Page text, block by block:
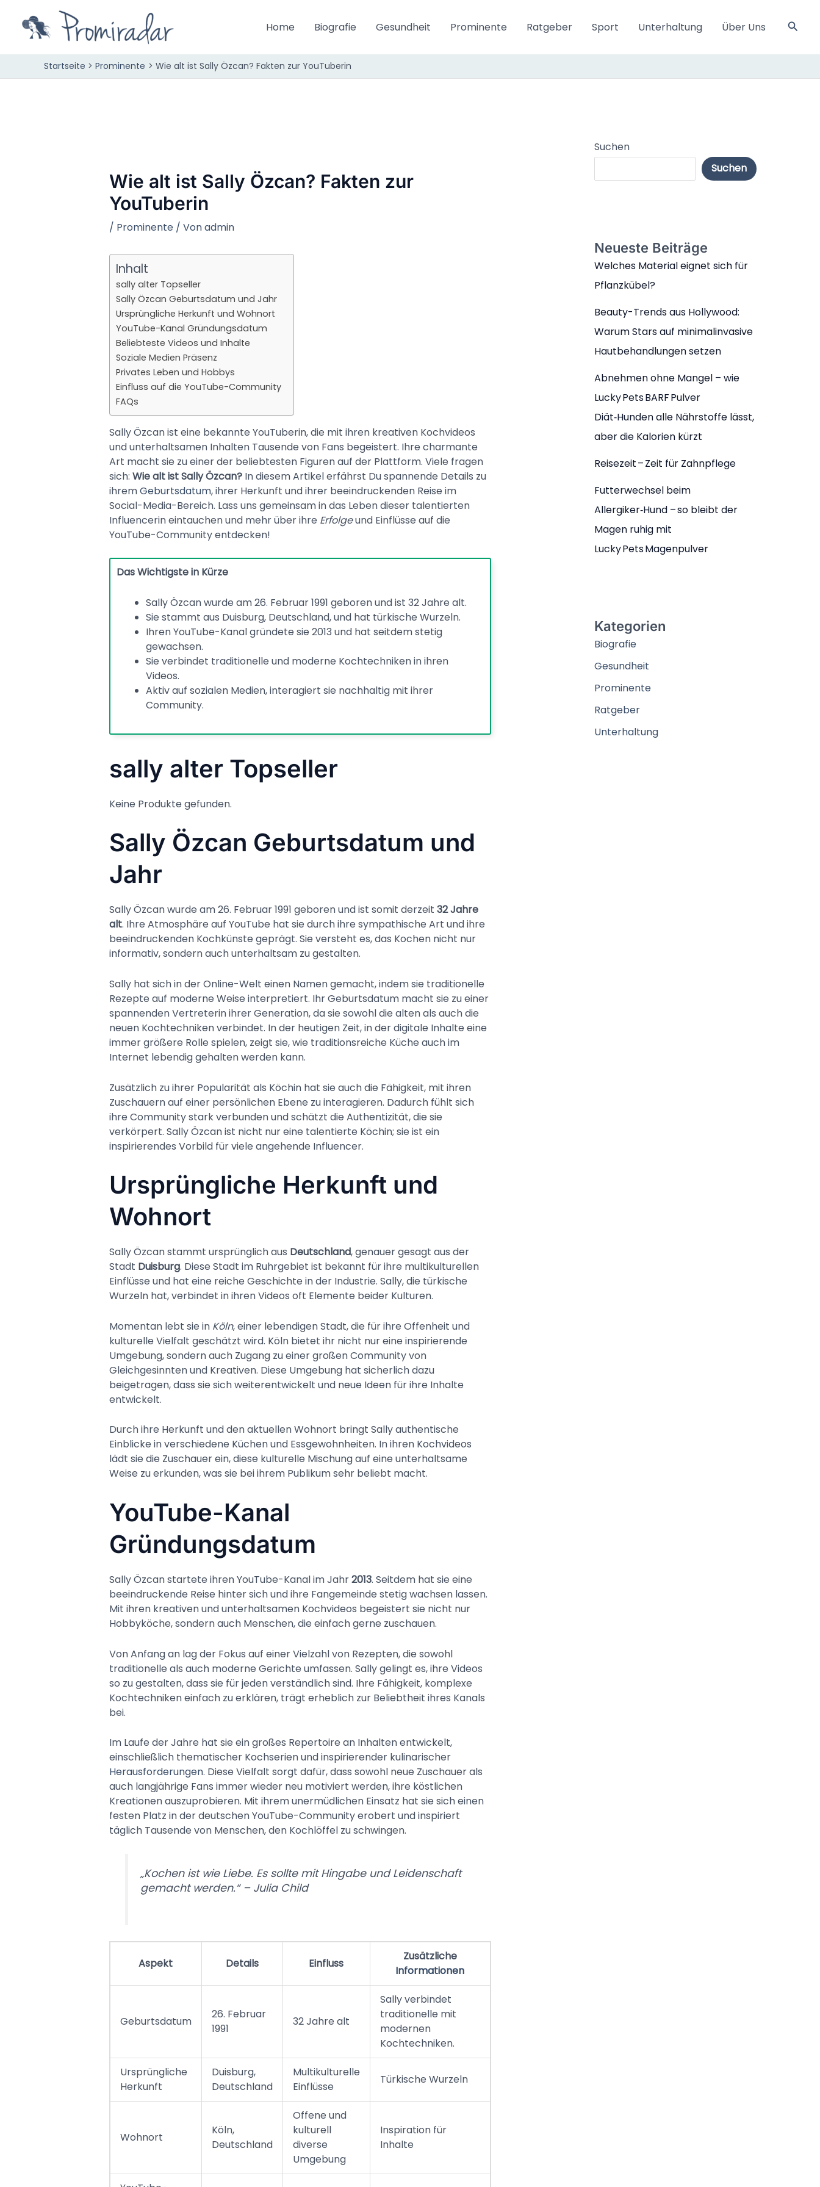
Inhalt
springen
Home Biografie Gesundheit Prominente Ratgeber Sport Unterhaltung Über Uns
Startseite Prominente Wie alt ist Sally Özcan? Fakten zur YouTuberin
Wie alt ist Sally Özcan? Fakten zur
YouTuberin
/ Prominente/ Vonadmin
Inhalt
sally alter Topseller
Sally Özcan Geburtsdatum und Jahr
Ursprüngliche Herkunft und Wohnort
YouTube-Kanal Gründungsdatum
Beliebteste Videos und Inhalte
Soziale Medien Präsenz
Privates Leben und Hobbys
Einfluss auf die YouTube-Community
FAQs
Sally Özcan ist eine bekannte YouTuberin, die mit ihren kreativen Kochvideos
und unterhaltsamen Inhalten Tausende von Fans begeistert. Ihre charmante
Art macht sie zu einer der beliebtesten Figuren auf der Plattform. Viele fragen
sich: Wie alt ist Sally Özcan?In diesem Artikel erfährst Du spannende Details zu
ihremGeburtsdatum, ihrer Herkunft und ihrer beeindruckenden Reise im
Social-Media-Bereich. Lass uns gemeinsam in das Leben dieser talentierten
Influencerin eintauchen und mehr über ihre Erfolgeund Einflüsse auf die
YouTube-Community entdecken!
Das Wichtigste in Kürze
Sally Özcan wurde am 26. Februar 1991 geboren und ist 32 Jahre alt.
Sie stammt aus Duisburg, Deutschland, und hat türkische Wurzeln.
Ihren YouTube-Kanal gründete sie 2013 und hat seitdem stetig
gewachsen.
Sie verbindet traditionelle und moderne Kochtechniken in ihren
Videos.
Aktiv auf sozialen Medien, interagiert sie nachhaltig mit ihrer
Community.
sally alter Topseller
Keine Produkte gefunden.
Sally Özcan Geburtsdatum und
Jahr
Sally Özcan wurde am 26. Februar 1991 geboren und ist somit derzeit 32 Jahre
alt. Ihre Atmosphäre auf YouTube hat sie durch ihre sympathische Art und ihre
beeindruckenden Kochkünste geprägt. Sie versteht es, das Kochen nicht nur
informativ, sondern auch unterhaltsam zu gestalten.
Sally hat sich in der Online-Welt einen Namen gemacht, indem sie traditionelle
Rezepte auf moderne Weise interpretiert. Ihr Geburtsdatum macht sie zu einer
spannenden Vertreterin ihrer Generation, da sie sowohl die alten als auch die
neuen Kochtechniken verbindet. In der heutigen Zeit, in der digitale Inhalte eine
immer größere Rolle spielen, zeigt sie, wie traditionsreiche Küche auch im
Internet lebendig gehalten werden kann.
Zusätzlich zu ihrer Popularität als Köchin hat sie auch die Fähigkeit, mit ihren
Zuschauern auf einer persönlichen Ebene zu interagieren. Dadurch fühlt sich
ihre Community stark verbunden und schätzt die Authentizität, die sie
verkörpert. Sally Özcan ist nicht nur eine talentierte Köchin; sie ist ein
inspirierendes Vorbild für viele angehende Influencer.
Ursprüngliche Herkunft und
Wohnort
Sally Özcan stammt ursprünglich aus Deutschland, genauer gesagt aus der
Stadt Duisburg. Diese Stadt im Ruhrgebiet ist bekannt für ihre multikulturellen
Einflüsse und hat eine reiche Geschichte in der Industrie. Sally, die türkische
Wurzeln hat, verbindet in ihren Videos oft Elemente beider Kulturen.
Momentan lebt sie in Köln, einer lebendigen Stadt, die für ihre Offenheit und
kulturelle Vielfalt geschätzt wird. Köln bietet ihr nicht nur eine inspirierende
Umgebung, sondern auch Zugang zu einer großen Community von
Gleichgesinnten und Kreativen. Diese Umgebung hat sicherlich dazu
beigetragen, dass sie sich weiterentwickelt und neue Ideen für ihre Inhalte
entwickelt.
Durch ihre Herkunft und den aktuellen Wohnort bringt Sally authentische
Einblicke in verschiedene Küchen und Essgewohnheiten. In ihren Kochvideos
lädt sie die Zuschauer ein, diese kulturelle Mischung auf eine unterhaltsame
Weise zu erkunden, was sie bei ihrem Publikum sehr beliebt macht.
YouTube-Kanal
Gründungsdatum
Sally Özcan startete ihren YouTube-Kanal im Jahr2013. Seitdem hat sie eine
beeindruckende Reise hinter sich und ihre Fangemeinde stetig wachsen lassen.
Mit ihren kreativen und unterhaltsamen Kochvideos begeistert sie nicht nur
Hobbyköche, sondern auch Menschen, die einfach gerne zuschauen.
Von Anfang an lag der Fokus auf einer Vielzahl von Rezepten, die sowohl
traditionelle als auch moderne Gerichte umfassen. Sally gelingt es, ihre Videos
so zu gestalten, dass sie für jeden verständlich sind. Ihre Fähigkeit, komplexe
Kochtechniken einfach zu erklären, trägt erheblich zur Beliebtheit ihres Kanals
bei.
Im Laufe der Jahre hat sie ein großes Repertoire an Inhalten entwickelt,
einschließlich thematischer Kochserien und inspirierender kulinarischer
Herausforderungen. Diese Vielfalt sorgt dafür, dass sowohl neue Zuschauer als
auch langjährige Fans immer wieder neu motiviert werden, ihre köstlichen
Kreationen auszuprobieren. Mit ihrem unermüdlichen Einsatz hat sie sich einen
festen Platz in der deutschen YouTube-Community erobert und inspiriert
täglich Tausende von Menschen, den Kochlöffel zu schwingen.
„Kochen ist wie Liebe. Es sollte mit Hingabe und Leidenschaft
gemacht werden.“ – Julia Child
Aspekt Details Einfluss
Zusätzliche
Informationen
Geburtsdatum
26. Februar
1991
32 Jahre alt
Sally verbindet
traditionelle mit
modernen
Kochtechniken.
Ursprüngliche
Herkunft
Duisburg,
Deutschland
Multikulturelle
Einflüsse
Türkische Wurzeln
Wohnort
Köln,
Deutschland
Offene und
kulturell
diverse
Umgebung
Inspiration für
Inhalte
Suchen
Suchen
Neueste Beiträge
Welches Material eignet sich für
Pflanzkübel?
Beauty-Trends aus Hollywood:
Warum Stars auf minimalinvasive
Hautbehandlungen setzen
Abnehmen ohne Mangel – wie
Lucky Pets BARF Pulver
Diät‑Hunden alle Nährstoffe lässt,
aber die Kalorien kürzt
Reisezeit – Zeit für Zahnpflege
Futterwechsel beim
Allergiker‑Hund – so bleibt der
Magen ruhig mit
Lucky Pets Magenpulver
Kategorien
Biografie
Gesundheit
Prominente
Ratgeber
Unterhaltung